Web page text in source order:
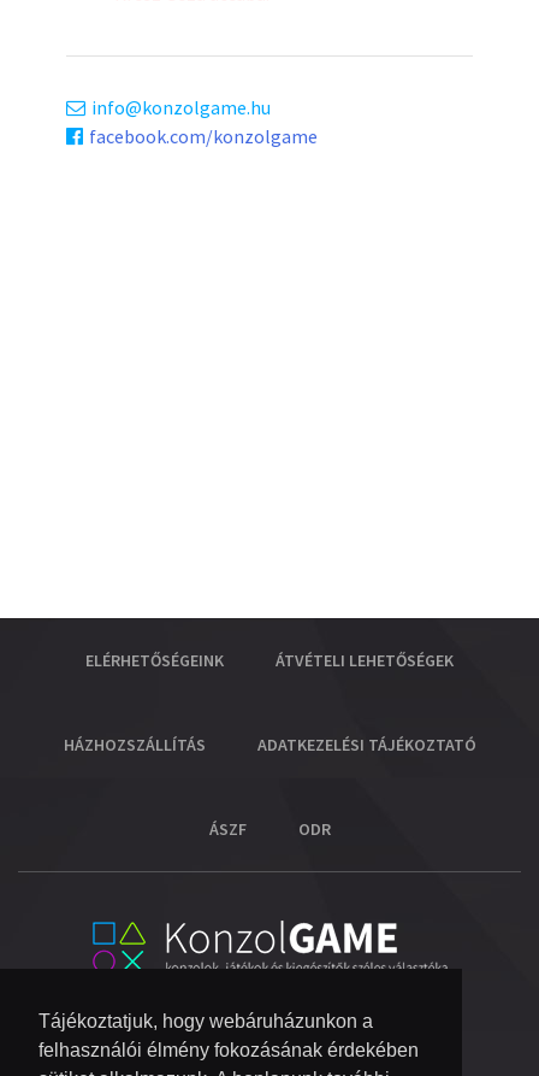
Tájékoztatjuk, hogy webáruházunkon a
felhasználói élmény fokozásának érdekében
info
konzolgame.hu
facebook.com/konzolgame
ELÉRHETŐSÉGEINK ÁTVÉTELI LEHETŐSÉGEK
HÁZHOZSZÁLLÍTÁS ADATKEZELÉSI TÁJÉKOZTATÓ
ÁSZF ODR